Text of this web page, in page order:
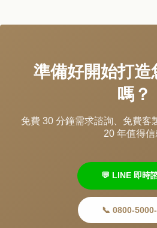
準備好開始打造
嗎？
免費 30 分鐘需求諮詢、免費客
20 年值得信
💬 LINE 即時
📞 0800-